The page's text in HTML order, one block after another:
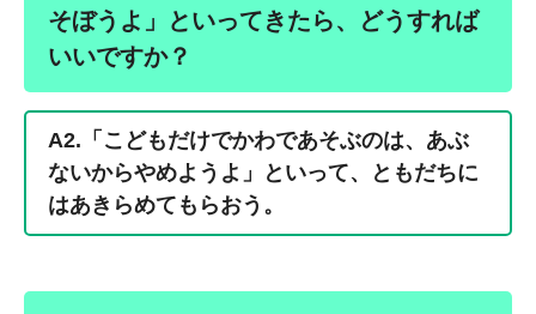
そぼうよ」といってきたら、どうすれば
いいですか？
A2.「こどもだけでかわであそぶのは、あぶ
ないからやめようよ」といって、ともだちに
はあきらめてもらおう。